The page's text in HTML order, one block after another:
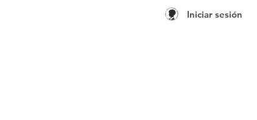
Iniciar sesión